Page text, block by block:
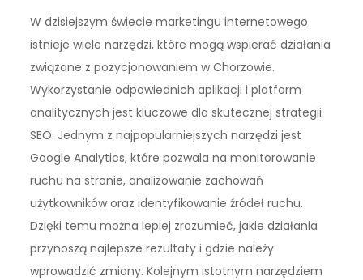
W dzisiejszym świecie marketingu internetowego
istnieje wiele narzędzi, które mogą wspierać działania
związane z pozycjonowaniem w Chorzowie.
Wykorzystanie odpowiednich aplikacji i platform
analitycznych jest kluczowe dla skutecznej strategii
SEO. Jednym z najpopularniejszych narzędzi jest
Google Analytics, które pozwala na monitorowanie
ruchu na stronie, analizowanie zachowań
użytkowników oraz identyfikowanie źródeł ruchu.
Dzięki temu można lepiej zrozumieć, jakie działania
przynoszą najlepsze rezultaty i gdzie należy
wprowadzić zmiany. Kolejnym istotnym narzędziem